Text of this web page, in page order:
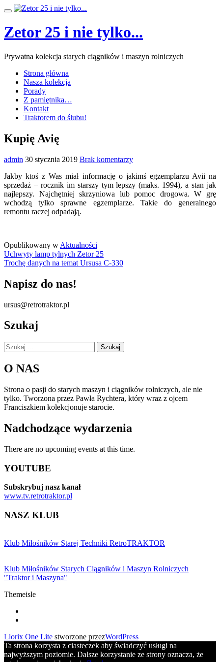
Przeskocz
treści
Przełącz
Zetor 25 i nie tylko...
Prywatna kolekcja starych ciągników i maszyn rolniczych
Strona główna
Nasza kolekcja
Porady
Z pamiętnika…
Kontakt
Traktorem do ślubu!
Kupię Avię
admin 30 stycznia 2019 Brak komentarzy
Jakby ktoś z Was miał informację o jakimś egzemplarzu Avii na
sprzedaż – rocznik im starszy tym lepszy (maks. 1994), a stan jak
najlepszy. Najchętniej skrzyniowa lub pomoc drogowa. W grę
wchodzą tylko sprawne egzemplarze. Takie do generalnego
remontu raczej odpadają.
Opublikowany w Aktualności
Nawigacja
wpisu
Uchwyty lamp tylnych Zetor 25
Trochę danych na temat Ursusa C-330
Napisz do nas!
ursus@retrotraktor.pl
Szukaj
Szukaj:
O NAS
Strona o pasji do starych maszyn i ciągników rolniczych, ale nie
tylko. Tworzona przez Pawła Rychtera, który wraz z ojcem
Franciszkiem kolekcjonuje starocie.
Nadchodzące wydarzenia
There are no upcoming events at this time.
YOUTUBE
Subskrybuj nasz kanał
www.tv.retrotraktor.pl
NASZ KLUB
Klub Miłośników Starej Techniki RetroTRAKTOR
Klub Miłośników Starych Ciągników i Maszyn Rolniczych
"Traktor i Maszyna"
Themeisle
Drugie
menu
Llorix One Lite stworzone przezWordPress
Ta strona korzysta z ciasteczek aby świadczyć usługi na
najwyższym poziomie. Dalsze korzystanie ze strony oznacza, że